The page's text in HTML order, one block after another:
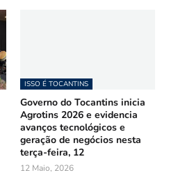
ISSO É TOCANTINS
Governo do Tocantins inicia
Agrotins 2026 e evidencia
avanços tecnológicos e
geração de negócios nesta
terça-feira, 12
12 Maio, 2026